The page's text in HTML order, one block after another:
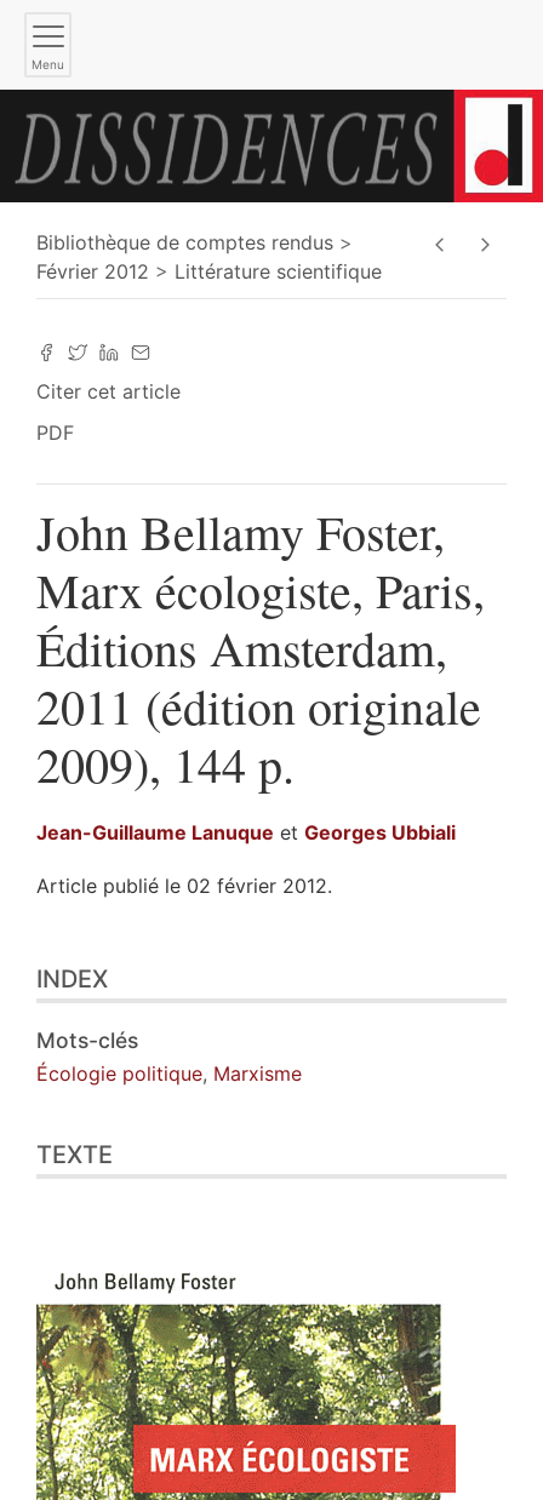
Menu
Bibliothèque de comptes rendus
Février 2012
Littérature scientifique
Citer cet article
PDF
John Bellamy Foster,
Marx écologiste, Paris,
Éditions Amsterdam,
2011 (édition originale
2009), 144 p.
Jean-Guillaume Lanuque et Georges Ubbiali
Article publié le 02 février 2012.
Texte
Illustrations
Citer cet article
Auteurs
INDEX
Mots-clés
Écologie politique, Marxisme
TEXTE